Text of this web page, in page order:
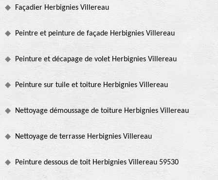
Façadier Herbignies Villereau
Peintre et peinture de façade Herbignies Villereau
Peinture et décapage de volet Herbignies Villereau
Peinture sur tuile et toiture Herbignies Villereau
Nettoyage démoussage de toiture Herbignies Villereau
Nettoyage de terrasse Herbignies Villereau
Peinture dessous de toit Herbignies Villereau 59530